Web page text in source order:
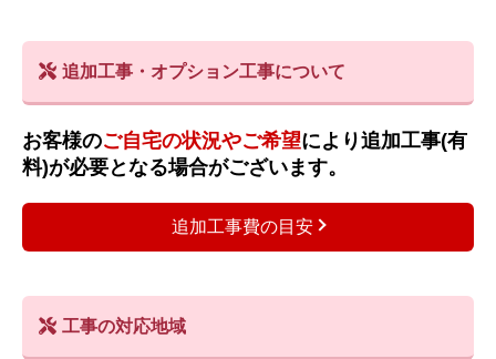
追加工事・オプション工事について
お客様のご自宅の状況やご希望により追加工事(有
料)が必要となる場合がございます。
追加工事費の目安
工事の対応地域